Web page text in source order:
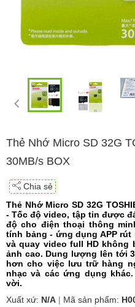
Thẻ Nhớ Micro SD 32G
30MB/s BOX
Chia sẻ
Thẻ Nhớ Micro SD 32G
- Tốc độ video, tập tin được
độ cho điện thoại thông
tính bảng - ứng dụng APP
và quay video full HD không
ảnh cao. Dung lượng lên tới
hơn cho việc lưu trữ hàng
nhạc và các ứng dụng
vời.
Xuất xứ: N/A | Mã sản phẩm: